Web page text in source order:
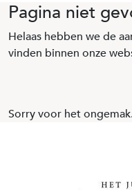
Pagina niet
Helaas hebben we de
vinden binnen onze
Sorry voor het